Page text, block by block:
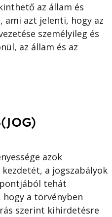
az állam és
ami azt jelenti, hogy az
személyileg és
az állam és az
azok
a jogszabályok
tehát
a törvényben
szerint kihirdetésre